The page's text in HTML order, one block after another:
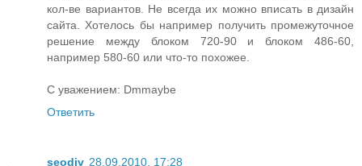
кол-ве вариантов. Не всегда их можно вписать в дизайн
сайта. Хотелось бы например получить промежуточное
решение между блоком 720-90 и блоком 486-60,
например 580-60 или что-то похожее.
С уважением: Dmmaybe
Ответить
seodiv 28.09.2010, 17:28